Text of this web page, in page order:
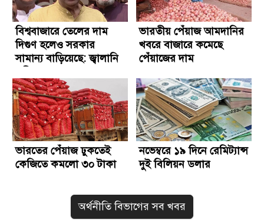
বিশ্ববাজারে তেলের দাম
দিগুণ হলেও সরকার
সামান্য বাড়িয়েছে: জ্বালানি
ভারতীয় পেঁয়াজ আমদানির
খবরে বাজারে কমেছে
পেঁয়াজের দাম
ভারতের পেঁয়াজ ঢুকতেই
কেজিতে কমলো ৩০ টাকা
নভেম্বরে ১৯ দিনে রেমিট্যান্স
দুই বিলিয়ন ডলার
অর্থনীতি বিভাগের সব খবর